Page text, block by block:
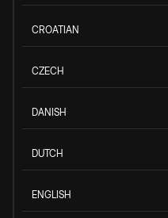
CROATIAN
CZECH
DANISH
DUTCH
ENGLISH